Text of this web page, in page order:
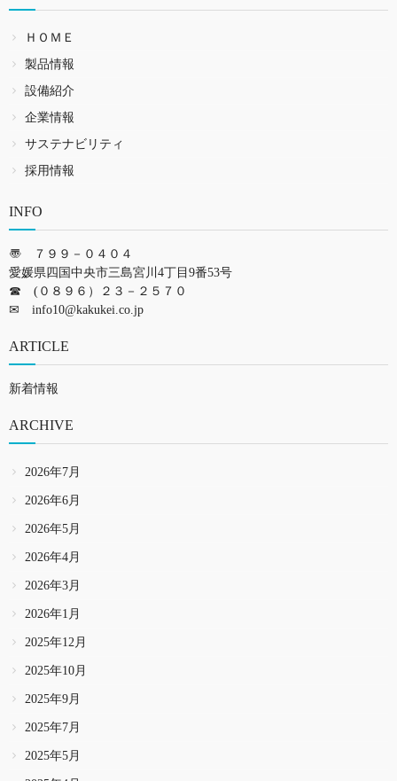
ＨＯＭＥ
製品情報
設備紹介
企業情報
サステナビリティ
採用情報
INFO
〠 ７９９－０４０４
愛媛県四国中央市三島宮川4丁目9番53号
☎ (０８９６）２３－２５７０
✉ info10@kakukei.co.jp
ARTICLE
新着情報
ARCHIVE
2026年7月
2026年6月
2026年5月
2026年4月
2026年3月
2026年1月
2025年12月
2025年10月
2025年9月
2025年7月
2025年5月